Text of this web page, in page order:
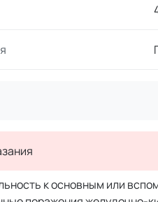
к основным или